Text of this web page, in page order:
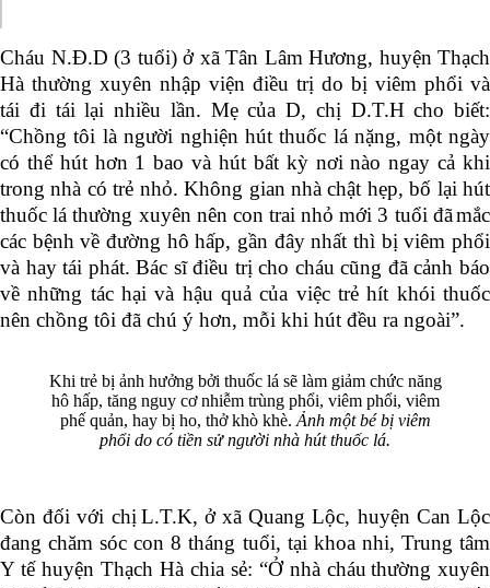
Cháu N.Đ.D (3 tuổi) ở xã Tân Lâm Hương, huyện Thạch
Hà thường xuyên nhập viện điều trị do bị viêm phổi và
tái đi tái lại nhiều lần. Mẹ của D, chị D.T.H cho biết:
“Chồng tôi là người nghiện hút thuốc lá nặng, một ngày
có thể hút hơn 1 bao và hút bất kỳ nơi nào ngay cả khi
trong nhà có trẻ nhỏ. Không gian nhà chật hẹp, bố lại hút
thuốc lá thường xuyên nên con trai nhỏ mới 3 tuổi đãmắc
các bệnh về đường hô hấp, gần đây nhất thì bị viêm phổi
và hay tái phát. Bác sĩ điều trị cho cháu cũng đã cảnh báo
về những tác hại và hậu quả của việc trẻ hít khói thuốc
nên chồng tôi đã chú ý hơn, mỗi khi hút đều ra ngoài”.
Khi trẻ bị ảnh hưởng bởi thuốc lá sẽ làm giảm chức năng
hô hấp, tăng nguy cơ nhiễm trùng phổi, viêm phổi, viêm
phế quản, hay bị ho, thở khò khè. Ảnh một bé bị viêm
phổi do có tiền sử người nhà hút thuốc lá.
Còn đối với chị L.T.K, ở xã Quang Lộc, huyện Can Lộc
đang chăm sóc con 8 tháng tuổi, tại khoa nhi, Trung tâm
Y tế huyện Thạch Hà chia sẻ: “Ở nhà cháu thường xuyên